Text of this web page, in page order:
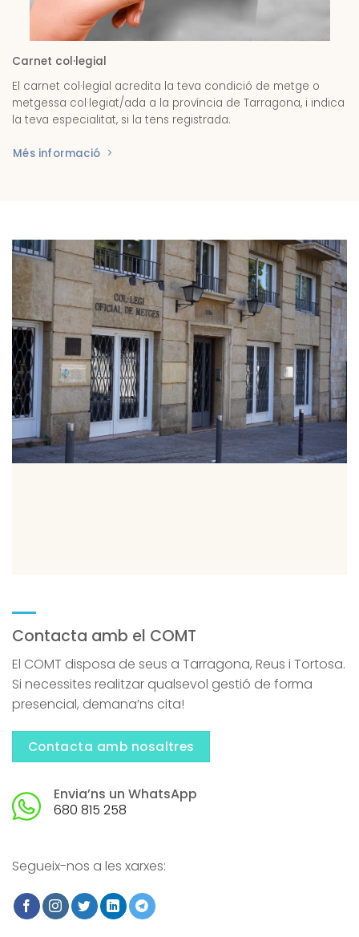
Carnet col·legial
El carnet col·legial acredita la teva condició de metge o
metgessa col·legiat/ada a la província de Tarragona, i indica
la teva especialitat, si la tens registrada.
Més informació
Contacta amb el COMT
El COMT disposa de seus a Tarragona, Reus i Tortosa.
Si necessites realitzar qualsevol gestió de forma
presencial, demana’ns cita!
Contacta amb nosaltres
Envia’ns un WhatsApp
680 815 258
Segueix-nos a les xarxes: